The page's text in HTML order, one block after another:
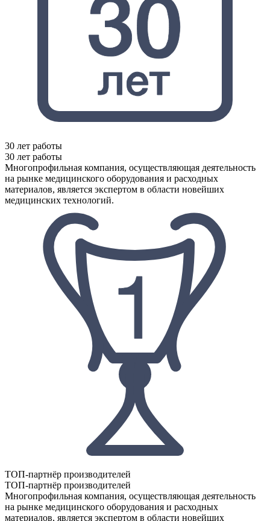
30 лет работы
30 лет работы
Многопрофильная компания, осуществляющая деятельность
на рынке медицинского оборудования и расходных
материалов, является экспертом в области новейших
медицинских технологий.
ТОП-партнёр производителей
ТОП-партнёр производителей
Многопрофильная компания, осуществляющая деятельность
на рынке медицинского оборудования и расходных
материалов, является экспертом в области новейших